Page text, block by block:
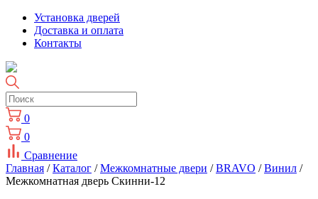
Установка дверей
Доставка и оплата
Контакты
0
0
Сравнение
Главная /Каталог /Межкомнатные двери /BRAVO /Винил /
Межкомнатная дверь Скинни-12